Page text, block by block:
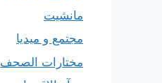
مانشيت
مجتمع و ميديا
مختارات الصحف